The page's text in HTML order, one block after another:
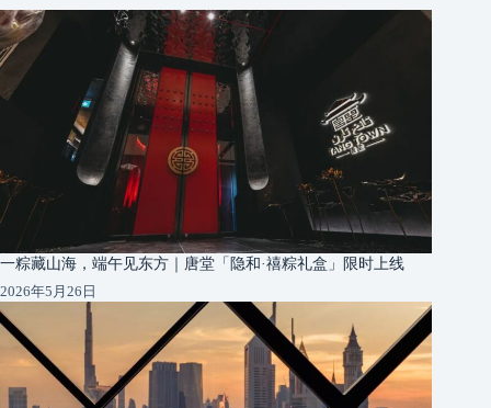
一粽藏山海，端午见东方｜唐堂「隐和·禧粽礼盒」限时上线
2026年5月26日